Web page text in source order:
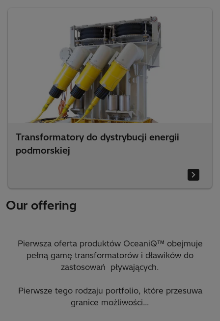
Transformatory do dystrybucji energii
podmorskiej
Our offering
Pierwsza oferta produktów OceaniQ™ obejmuje
pełną gamę transformatorów i dławików do
zastosowań pływających.
Pierwsze tego rodzaju portfolio, które przesuwa
granice możliwości…